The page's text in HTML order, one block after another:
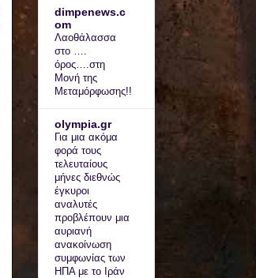
dimpenews.c
om
Λαοθάλασσα
στο ….
όρος….στη
Μονή της
Μεταμόρφωσης!!
olympia.gr
Για μια ακόμα
φορά τους
τελευταίους
μήνες διεθνώς
έγκυροι
αναλυτές
προβλέπουν μια
αυριανή
ανακοίνωση
συμφωνίας των
ΗΠΑ με το Ιράν